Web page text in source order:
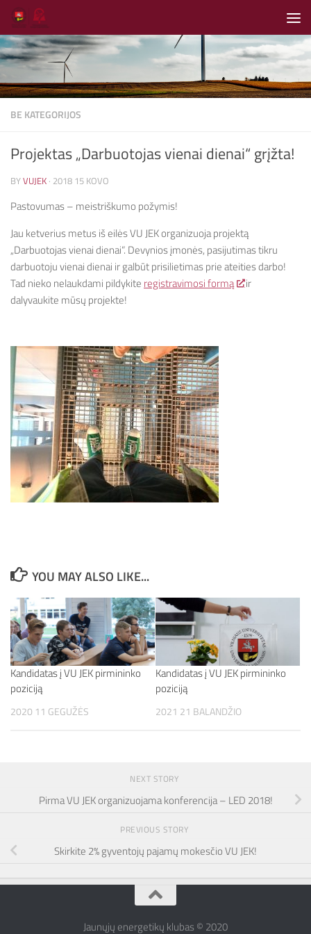
Skip to content
BE KATEGORIJOS
Projektas „Darbuotojas vienai dienai“ grįžta!
BYVUJEK · 2018 15 KOVO
Pastovumas – meistriškumo požymis!
Jau ketverius metus iš eilės VU JEK organizuoja projektą
„Darbuotojas vienai dienai“. Devynios įmonės, pasijutimas tikru
darbuotoju vienai dienai ir galbūt prisilietimas prie ateities darbo!
Tad nieko nelaukdami pildykite registravimosi formą
ir
dalyvaukite mūsų projekte!
YOU MAY ALSO LIKE...
Kandidatas į VU JEK pirmininko
poziciją
2020 11 GEGUŽĖS
Kandidatas į VU JEK pirmininko
poziciją
2021 21 BALANDŽIO
NEXT STORY
Pirma VU JEK organizuojama konferencija – LED 2018!
PREVIOUS STORY
Skirkite 2% gyventojų pajamų mokesčio VU JEK!
Jaunųjų energetikų klubas © 2020